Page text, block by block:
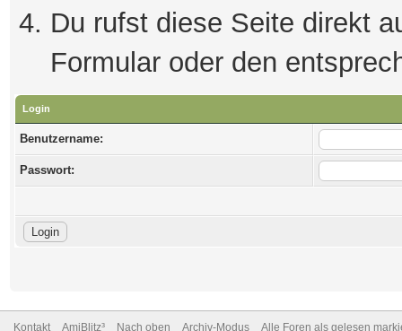
Du rufst diese Seite direkt
Formular oder den
Login
Benutzername:
Passwort:
Kontakt AmiBlitz³ Nach oben Archiv-Modus Alle Foren als gelesen